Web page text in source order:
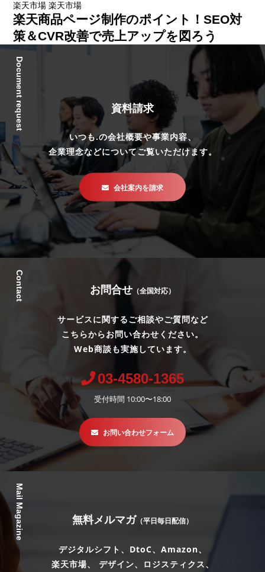
楽天市場 楽天市場
楽天商品ページ制作のポイント！SEO対
策＆CVR改善で売上アップを図ろう
Document request 資料請求
いつも.の会社概要や事業内容、
企業理念などについてご覧いただけます。
会社案内を請求
Contact お問合せ （全国対応）
サービスに関するご相談やご質問など
こちらからお問い合わせください。
Web商談も実施しています。
03-4580-1365
受付時間 10:00〜18:00
お問い合わせフォーム
Mail Magazine 無料メルマガ （平日毎日配信）
デジタルシフト、DtoC、Amazon、
楽天市場、 デザイン、ロジスティクス、